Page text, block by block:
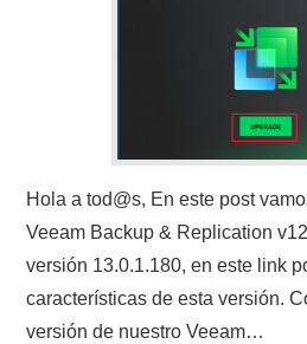
Hola a tod@s, En este post
Veeam Backup & Replication
versión 13.0.1.180, en este link
características de esta versión.
versión de nuestro Veeam…